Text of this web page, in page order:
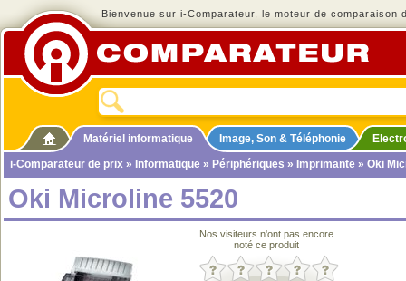
Bienvenue sur i-Comparateur, le moteur de comparaison
Matériel informatique Image, Son & Téléphonie
i-Comparateur de prix » Informatique » Périphériques » Imprimante » Oki
Oki Microline 5520
Nos visiteurs n'ont pas encore
noté ce produit